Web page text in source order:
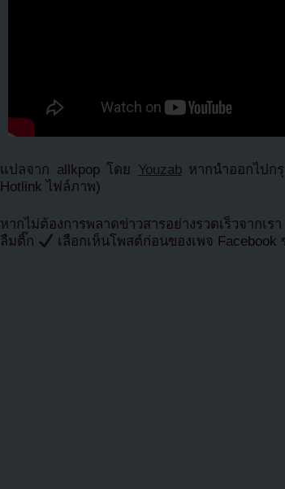
แปลจาก allkpop โดย Youzabหากนำออกไปก
Hotlink ไฟล์ภาพ)
หากไม่ต้องการพลาดข่าวสารอย่างรวดเร็วจาก
ลืมติ๊ก
เลือกเห็นโพสต์ก่อนของเพจ Facebook